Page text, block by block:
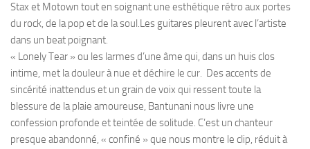
Stax et Motown tout en soignant une esthétique rétro aux portes
du rock, de la pop et de la soul.Les guitares pleurent avec l’artiste
dans un beat poignant.
« Lonely Tear » ou les larmes d’une âme qui, dans un huis clos
intime, met la douleur à nue et déchire le cur. Des accents de
sincérité inattendus et un grain de voix qui ressent toute la
blessure de la plaie amoureuse, Bantunani nous livre une
confession profonde et teintée de solitude. C’est un chanteur
presque abandonné, « confiné » que nous montre le clip, réduit à